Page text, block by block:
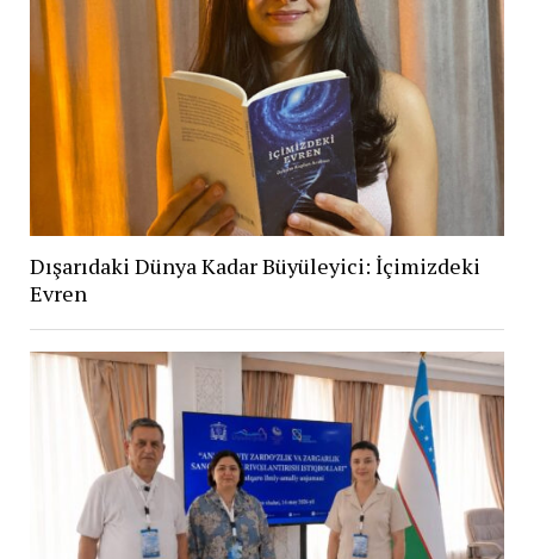
Dışarıdaki Dünya Kadar Büyüleyici: İçimizdeki
Evren